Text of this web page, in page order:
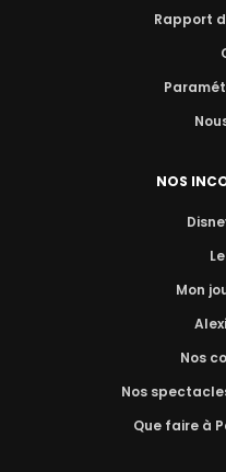
Rapport
NOS
Mon
Nos
Nos
Que faire à